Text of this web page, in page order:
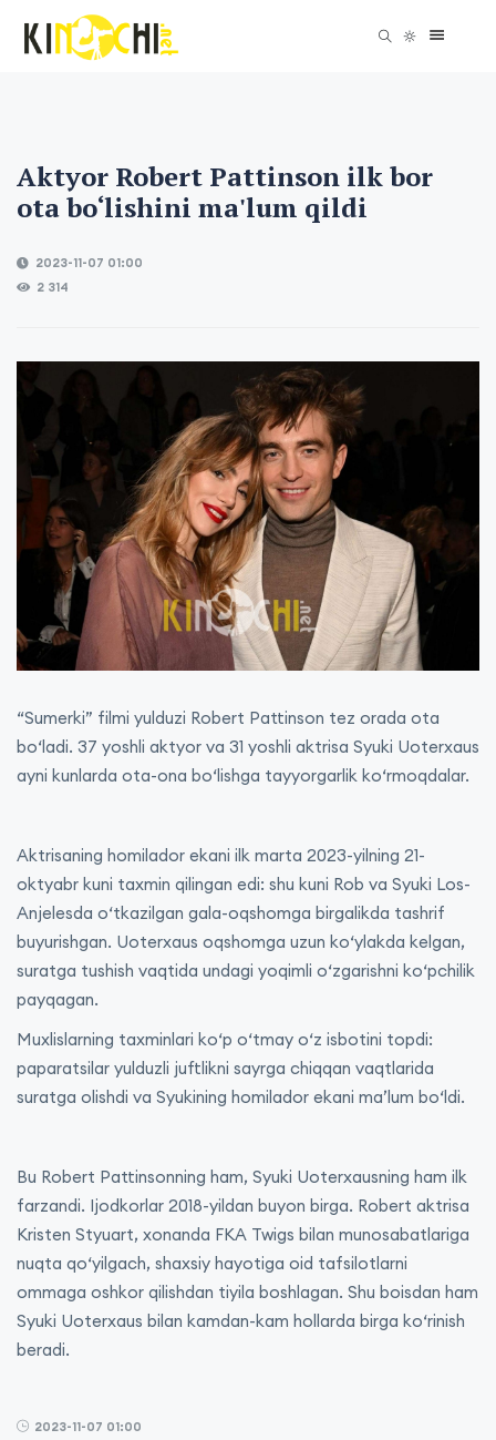
Aktyor Robert Pattinson ilk bor
ota bo‘lishini ma'lum qildi
2023-11-07 01:00
2 314
“Sumerki” filmi yulduzi Robert Pattinson tez orada ota
bo‘ladi. 37 yoshli aktyor va 31 yoshli aktrisa Syuki Uoterxaus
ayni kunlarda ota-ona bo‘lishga tayyorgarlik ko‘rmoqdalar.
Aktrisaning homilador ekani ilk marta 2023-yilning 21-
oktyabr kuni taxmin qilingan edi: shu kuni Rob va Syuki Los-
Anjelesda o‘tkazilgan gala-oqshomga birgalikda tashrif
buyurishgan. Uoterxaus oqshomga uzun ko‘ylakda kelgan,
suratga tushish vaqtida undagi yoqimli o‘zgarishni ko‘pchilik
payqagan.
Muxlislarning taxminlari ko‘p o‘tmay o‘z isbotini topdi:
paparatsilar yulduzli juftlikni sayrga chiqqan vaqtlarida
suratga olishdi va Syukining homilador ekani maʼlum bo‘ldi.
Bu Robert Pattinsonning ham, Syuki Uoterxausning ham ilk
farzandi. Ijodkorlar 2018-yildan buyon birga. Robert aktrisa
Kristen Styuart, xonanda FKA Twigs bilan munosabatlariga
nuqta qo‘yilgach, shaxsiy hayotiga oid tafsilotlarni
ommaga oshkor qilishdan tiyila boshlagan. Shu boisdan ham
Syuki Uoterxaus bilan kamdan-kam hollarda birga ko‘rinish
beradi.
2023-11-07 01:00